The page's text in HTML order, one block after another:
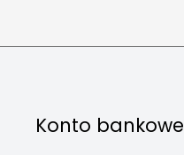
Konto bankowe